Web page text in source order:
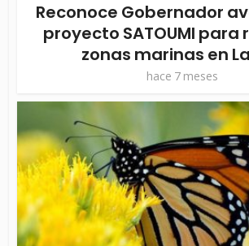
Reconoce Gobernador
proyecto SATOUMI
zonas marinas en
hace 7 meses